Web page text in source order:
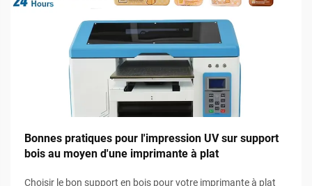
Bonnes pratiques pour l'impression UV sur support
bois au moyen d'une imprimante à plat
Choisir le bon support en bois pour votre imprimante à plat